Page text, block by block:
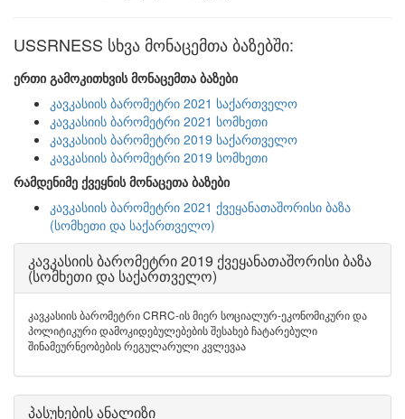
USSRNESS სხვა მონაცემთა ბაზებში:
ერთი გამოკითხვის მონაცემთა ბაზები
კავკასიის ბარომეტრი 2021 საქართველო
კავკასიის ბარომეტრი 2021 სომხეთი
კავკასიის ბარომეტრი 2019 საქართველო
კავკასიის ბარომეტრი 2019 სომხეთი
რამდენიმე ქვეყნის მონაცეთა ბაზები
კავკასიის ბარომეტრი 2021 ქვეყანათაშორისი ბაზა
(სომხეთი და საქართველო)
კავკასიის ბარომეტრი 2019 ქვეყანათაშორისი ბაზა
(სომხეთი და საქართველო)
კავკასიის ბარომეტრი CRRC-ის მიერ სოციალურ-ეკონომიკური და
პოლიტიკური დამოკიდებულებების შესახებ ჩატარებული
შინამეურნეობების რეგულარული კვლევაა
პასუხების ანალიზი